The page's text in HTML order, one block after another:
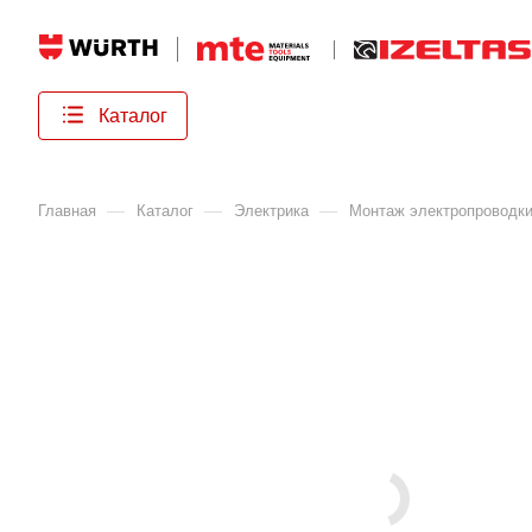
Каталог
Главная — Каталог — Электрика — Монтаж электропроводки